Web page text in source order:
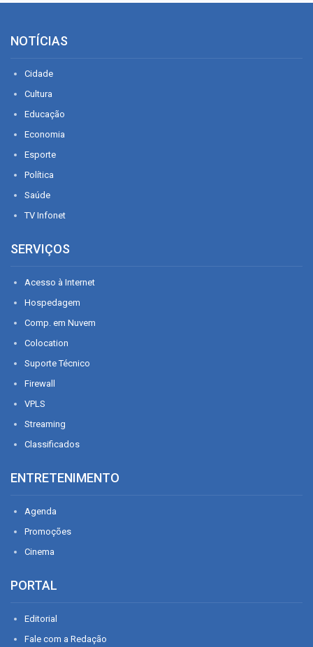
NOTÍCIAS
Cidade
Cultura
Educação
Economia
Esporte
Política
Saúde
TV Infonet
SERVIÇOS
Acesso à Internet
Hospedagem
Comp. em Nuvem
Colocation
Suporte Técnico
Firewall
VPLS
Streaming
Classificados
ENTRETENIMENTO
Agenda
Promoções
Cinema
PORTAL
Editorial
Fale com a Redação